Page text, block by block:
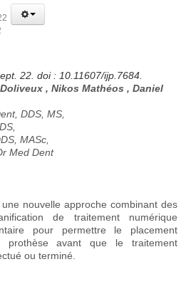
22. doi : 10.11607/ijp.7684.
, Nikos Mathéos , Daniel
DDS, MS,
MASc,
Med Dent
nouvelle approche combinant des
de traitement numérique
pour permettre le placement
avant que le traitement
ou terminé.